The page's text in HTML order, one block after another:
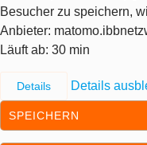
Besucher zu speichern,
Anbieter:
Läuft ab: 30 min
Details Details
SPEICHERN